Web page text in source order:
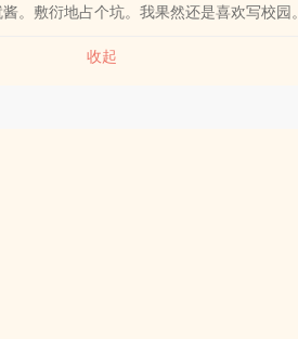
。敷衍地占个坑。我果然还是喜欢写校园。
收起